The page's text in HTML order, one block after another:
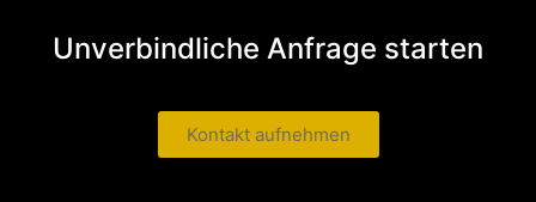
Unverbindliche Anfrage starten
Kontakt aufnehmen